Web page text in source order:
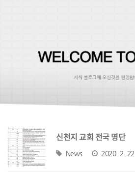
신천지 교회 전국 명단
News 2020. 2.